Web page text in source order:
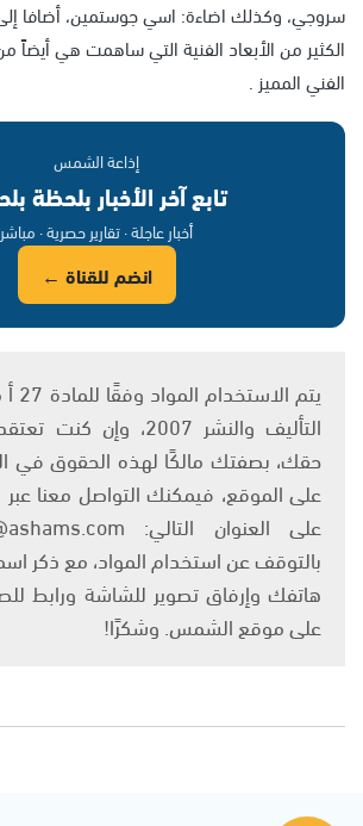
سروجي، وكذلك اضاءة: اسي جوستمين، أضافا
الكثير من الأبعاد الفنية التي ساهمت هي أيضاً
الفني المميز .
إذاعة الشمس
تابع آخر الأخبار بلحظة
أخبار عاجلة · تقارير حصرية · مباشر
انضم للقناة ←
التأليف والنشر 2007،
حقك، بصفتك مالكًا لهذه الحقوق في
على الموقع، فيمكنك التواصل معنا عبر
بالتوقف عن استخدام المواد، مع ذكر
هاتفك وإرفاق تصوير للشاشة ورابط
على موقع الشمس. وشكرًا!